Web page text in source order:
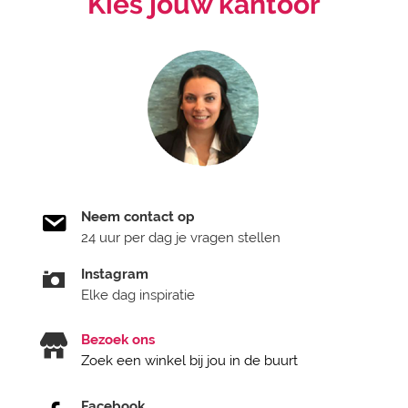
Neem contact op
24 uur per dag je vragen stellen
Instagram
Elke dag inspiratie
Bezoek ons
Zoek een winkel bij jou in de buurt